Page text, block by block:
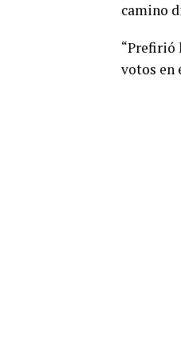
camino
“Prefirió
votos en